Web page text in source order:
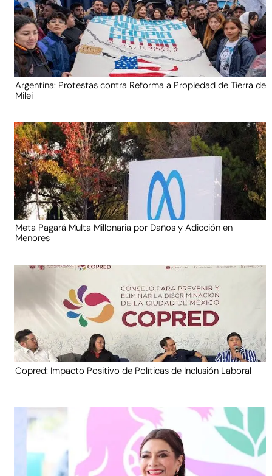
Argentina: Protestas contra Reforma a Propiedad de Tierra de
Milei
Meta Pagará Multa Millonaria por Daños y Adicción en
Menores
Copred: Impacto Positivo de Políticas de Inclusión Laboral